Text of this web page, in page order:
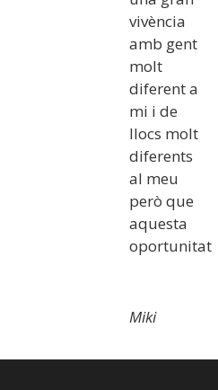
vivència
amb gent
molt
diferent a
mi i de
llocs molt
diferents
al meu
però que
aquesta
oportunitat
Miki